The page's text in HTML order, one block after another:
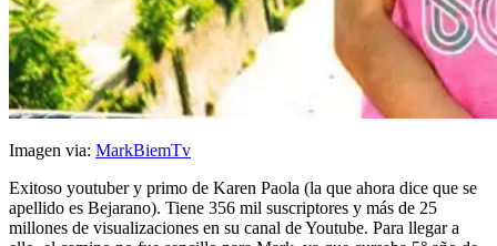
Imagen via: MarkBiemTv
Exitoso youtuber y primo de Karen Paola (la que ahora dice que se
apellido es Bejarano). Tiene 356 mil suscriptores y más de 25
millones de visualizaciones en su canal de Youtube. Para llegar a